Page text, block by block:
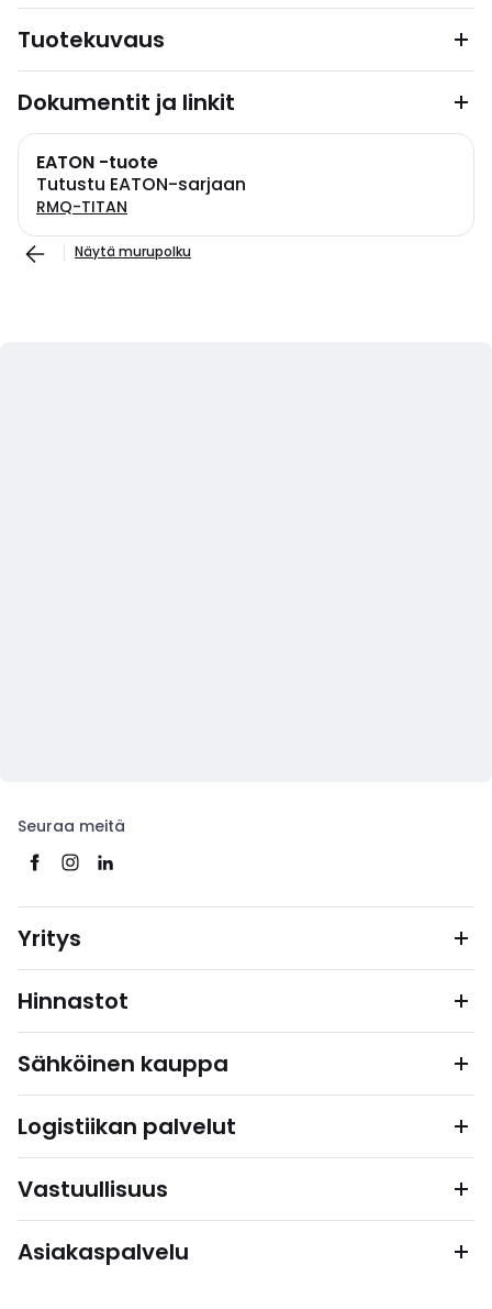
Tuotekuvaus
Dokumentit ja linkit
EATON -tuote
Tutustu EATON-sarjaan
RMQ-TITAN
Näytä murupolku
Seuraa meitä
Yritys
Hinnastot
Sähköinen kauppa
Logistiikan palvelut
Vastuullisuus
Asiakaspalvelu